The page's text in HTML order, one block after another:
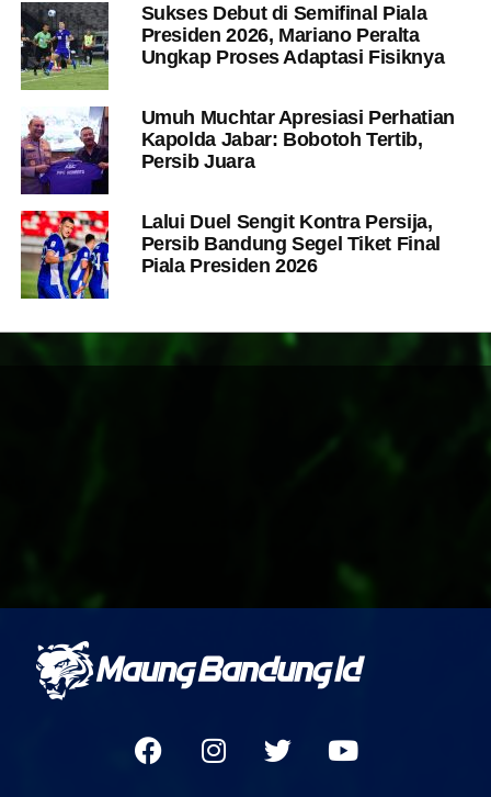
Sukses Debut di Semifinal Piala
Presiden 2026, Mariano Peralta
Ungkap Proses Adaptasi Fisiknya
Umuh Muchtar Apresiasi Perhatian
Kapolda Jabar: Bobotoh Tertib,
Persib Juara
Lalui Duel Sengit Kontra Persija,
Persib Bandung Segel Tiket Final
Piala Presiden 2026